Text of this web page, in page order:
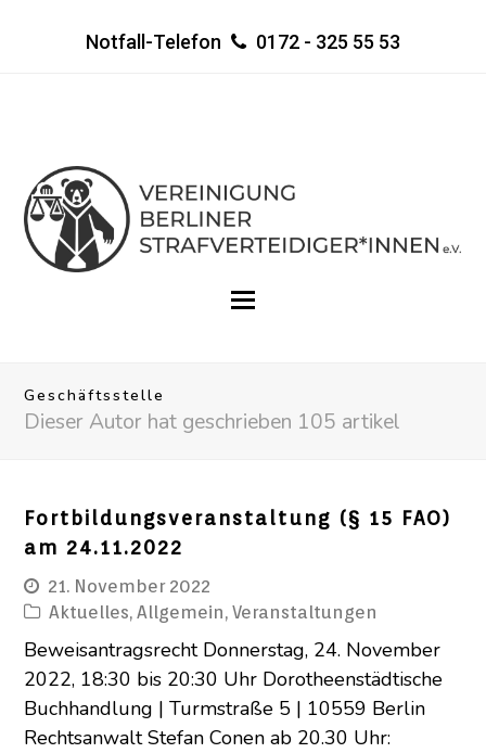
Notfall-Telefon 0172 - 325 55 53
Geschäftsstelle
Dieser Autor hat geschrieben 105 artikel
Fortbildungsveranstaltung (§ 15 FAO)
am 24.11.2022
21. November 2022
Aktuelles,Allgemein,Veranstaltungen
Beweisantragsrecht Donnerstag, 24. November
2022, 18:30 bis 20:30 Uhr Dorotheenstädtische
Buchhandlung | Turmstraße 5 | 10559 Berlin
Rechtsanwalt Stefan Conen ab 20.30 Uhr: